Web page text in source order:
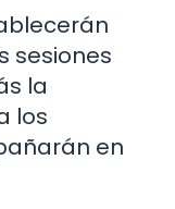
sesiones
la
los
en